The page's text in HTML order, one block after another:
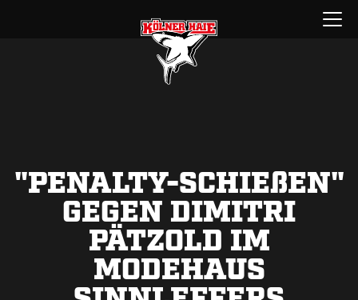
Menü
öffnen
"PENALTY-SCHIEßEN"
GEGEN DIMITRI
PÄTZOLD IM
MODEHAUS